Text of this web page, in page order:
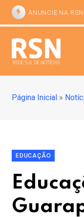
ANUNCIE NA RSN
Página Inicial »
EDUCAÇÃO